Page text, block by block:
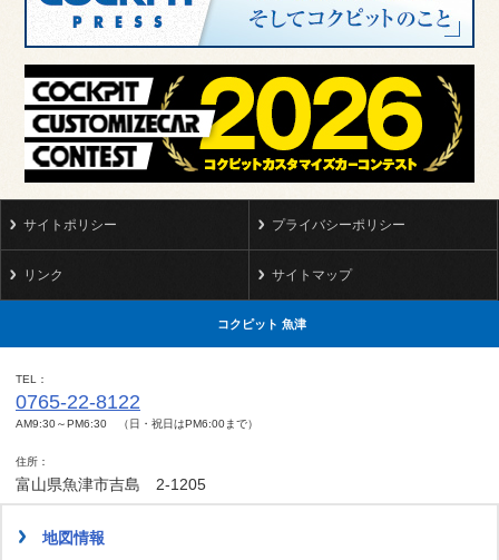
サイトポリシー プライバシーポリシー
リンク サイトマップ
コクピット 魚津
TEL
0765-22-8122
AM9:30～PM6:30 （日・祝日はPM6:00まで）
住所
富山県魚津市吉島 2-1205
地図情報